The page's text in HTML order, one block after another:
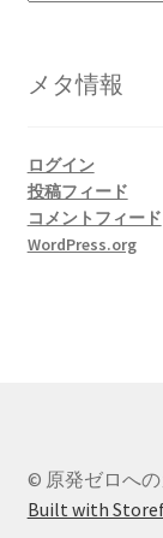
2023.1.26 「
2023.2.7 い
2026.5.3 原
ー
メタ情報
ログイン
投稿フィード
コメントフィード
WordPress.org
© 原発ゼロへ
Built with